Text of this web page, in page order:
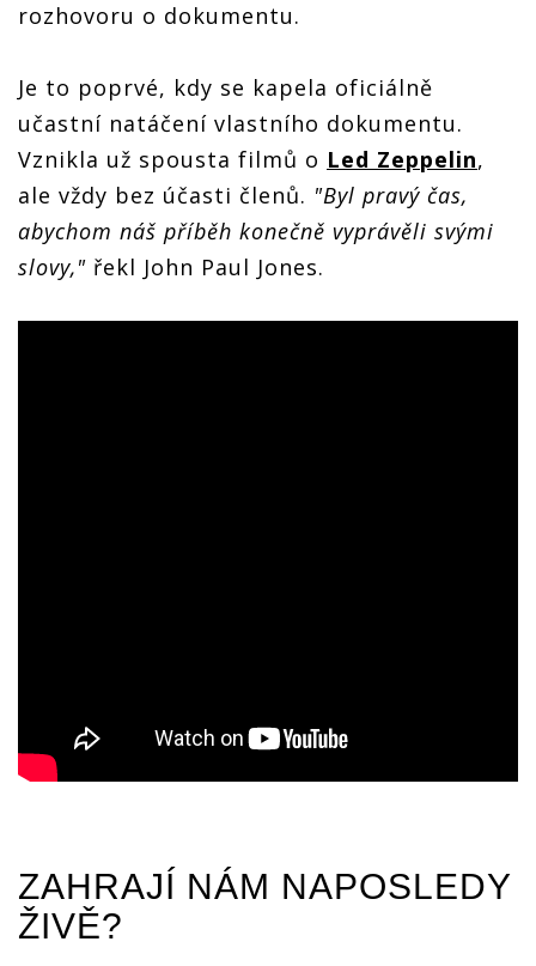
rozhovoru o dokumentu.
Je to poprvé, kdy se kapela oficiálně
učastní natáčení vlastního dokumentu.
Vznikla už spousta filmů o Led Zeppelin,
ale vždy bez účasti členů. "Byl pravý čas,
abychom náš příběh konečně vyprávěli svými
slovy," řekl John Paul Jones.
ZAHRAJÍ NÁM NAPOSLEDY
ŽIVĚ?